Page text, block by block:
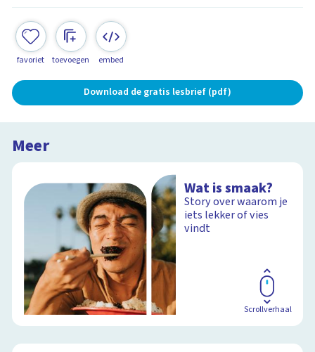
favoriet toevoegen embed
Download de gratis lesbrief (pdf)
Meer
Wat is smaak?
Story over waarom je
iets lekker of vies
vindt
Scrollverhaal